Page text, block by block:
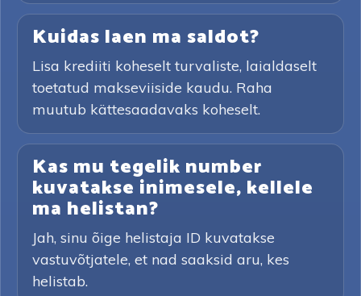
Kuidas laen ma saldot?
Lisa krediiti koheselt turvaliste, laialdaselt
toetatud makseviiside kaudu. Raha
muutub kättesaadavaks koheselt.
Kas mu tegelik number
kuvatakse inimesele, kellele
ma helistan?
Jah, sinu õige helistaja ID kuvatakse
vastuvõtjatele, et nad saaksid aru, kes
helistab.